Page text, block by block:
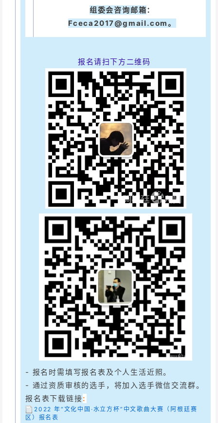
组委会咨询邮箱：
Fceca2017@gmail.com。
报 名请扫下方二维码
- 报名时需填写报名表及个人生活近照。
- 通过资质审核的选手，将加入选手微信交流群。
报名表下载链接:
2022 年“文化中国·水立方杯”中文歌曲大赛（阿根廷赛
区）报名表